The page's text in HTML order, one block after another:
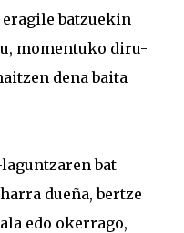
batzuekin
momentuko diru-
dena baita
bat
dueña, bertze
edo okerrago,